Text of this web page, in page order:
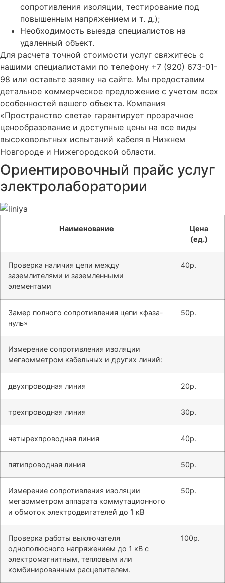
сопротивления изоляции, тестирование под
повышенным напряжением и т. д.);
Необходимость выезда специалистов на
удаленный объект.
Для расчета точной стоимости услуг свяжитесь с
нашими специалистами по телефону +7 (920) 673-01-
98 или оставьте заявку на сайте. Мы предоставим
детальное коммерческое предложение с учетом всех
особенностей вашего объекта. Компания
«Пространство света» гарантирует прозрачное
ценообразование и доступные цены на все виды
высоковольтных испытаний кабеля в Нижнем
Новгороде и Нижегородской области.
Ориентировочный прайс услуг
электролаборатории
Наименование
Цена
(ед.)
Проверка наличия цепи между
заземлителями и заземленными
элементами
40р.
Замер полного сопротивления цепи «фаза-
нуль»
50р.
Измерение сопротивления изоляции
мегаомметром кабельных и других линий:
двухпроводная линия 20р.
трехпроводная линия 30р.
четырехпроводная линия 40р.
пятипроводная линия 50р.
Измерение сопротивления изоляции
мегаомметром аппарата коммутационного
и обмоток электродвигателей до 1 кВ
50р.
Проверка работы выключателя
однополюсного напряжением до 1 кВ с
электромагнитным, тепловым или
комбинированным расцепителем.
100р.